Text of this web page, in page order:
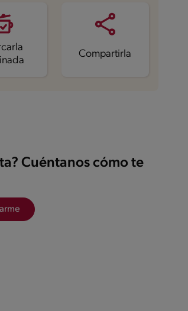
Compartirla
Cuéntanos cómo te